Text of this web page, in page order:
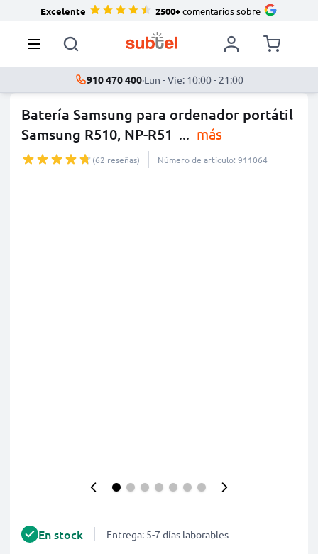
Excelente 2500+comentarios sobre
910 470 400·Lun - Vie: 10:00 - 21:00
Batería Samsung para ordenador portátil
Samsung R510, NP-R51 ... más
(62 reseñas) Número de artículo: 911064
En stock Entrega: 5-7 días laborables